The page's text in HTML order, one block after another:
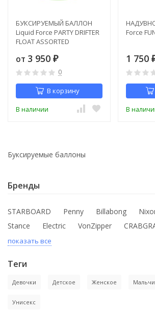
БУКСИРУЕМЫЙ БАЛЛОН
Liquid Force PARTY DRIFTER
FLOAT ASSORTED
от 3 950 ₽
0
В корзину
В наличии
Force
1 750
В
Буксируемые баллоны
Бренды
STARBOARD Penny Billabong
Stance
Electric VonZipper
показать все
Теги
Девочки Детское Женское
Унисекс